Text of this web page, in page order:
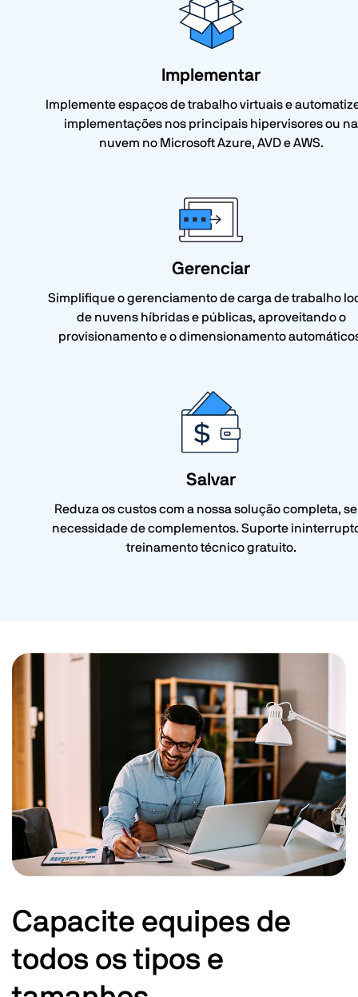
Implementar
Implemente espaços de trabalho virtuais e
implementações nos principais hipervisores ou na
nuvem no Microsoft Azure, AVD e AWS.
Gerenciar
Simplifique o gerenciamento de carga de trabalho
de nuvens híbridas e públicas, aproveitando o
provisionamento e o dimensionamento
Salvar
Reduza os custos com a nossa solução completa,
necessidade de complementos. Suporte
treinamento técnico gratuito.
Capacite equipes de
todos os tipos e